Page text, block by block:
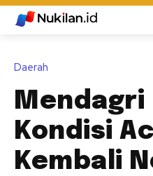
Daerah
Mendagri
Kondisi
Kembali